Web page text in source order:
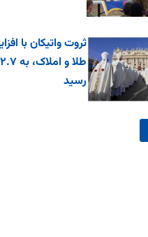
ثروت واتیکان با
رسید